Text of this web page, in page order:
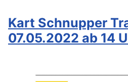
Kart Schnupper
07.05.2022 ab 14